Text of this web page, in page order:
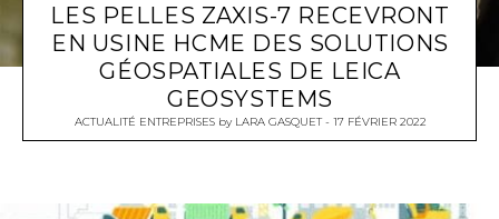
LES PELLES ZAXIS-7 RECEVRONT
EN USINE HCME DES SOLUTIONS
GÉOSPATIALES DE LEICA
GEOSYSTEMS
ACTUALITÉ ENTREPRISESby LARA GASQUET 17 FÉVRIER 2022